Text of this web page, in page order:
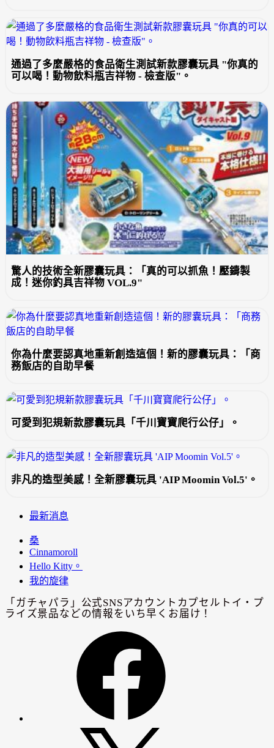
通過了多麼嚴格的食品衛生測試新款膠囊玩具 "你真的
可以喝！動物飲料瓶吉祥物 - 檢查版"。
驚人的技術全新膠囊玩具：「真的可以抓魚！壓鑄製
成！迷你釣具吉祥物 VOL.9"
你為什麼要認真地重新創造這個！新的膠囊玩具：「商
務飯店的自助早餐
可愛到犯規新款膠囊玩具「千川寶寶爬行公仔」。
非凡的造型美感！全新膠囊玩具 'AIP Moomin Vol.5'。
最新消息
桑
Cinnamoroll
Hello Kitty。
我的旋律